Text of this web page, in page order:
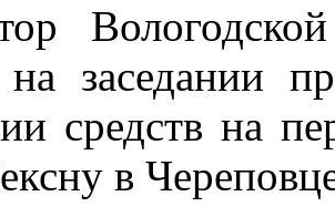
на заседании
средств на
в